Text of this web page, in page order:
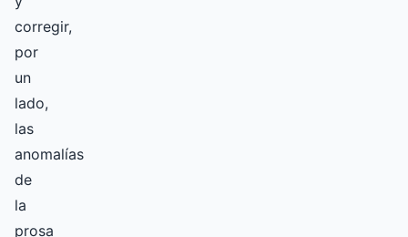
corregir,
por
un
lado,
las
anomalías
de
la
prosa